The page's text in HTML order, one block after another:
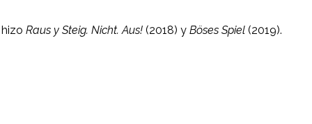
Raus y Steig. Nicht. Aus! (2018) y Böses Spiel (2019).